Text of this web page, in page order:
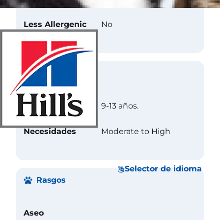
Selector de idioma
Less Allergenic No
Cuidados
Longevidad 9-13 años.
Necesidades Moderate to High
Rasgos
Aseo